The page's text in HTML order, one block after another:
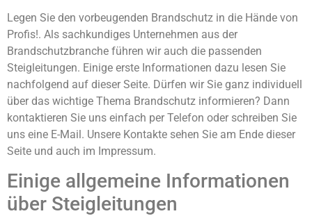
Legen Sie den vorbeugenden Brandschutz in die Hände von
Profis!. Als sachkundiges Unternehmen aus der
Brandschutzbranche führen wir auch die passenden
Steigleitungen. Einige erste Informationen dazu lesen Sie
nachfolgend auf dieser Seite. Dürfen wir Sie ganz individuell
über das wichtige Thema Brandschutz informieren? Dann
kontaktieren Sie uns einfach per Telefon oder schreiben Sie
uns eine E-Mail. Unsere Kontakte sehen Sie am Ende dieser
Seite und auch im Impressum.
Einige allgemeine Informationen
über Steigleitungen